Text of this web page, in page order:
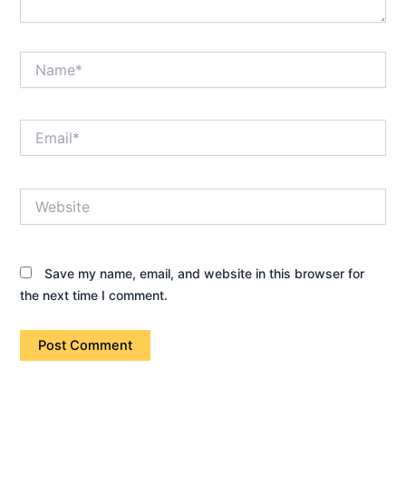
Save my name, email, and website in this browser for
the next time I comment.